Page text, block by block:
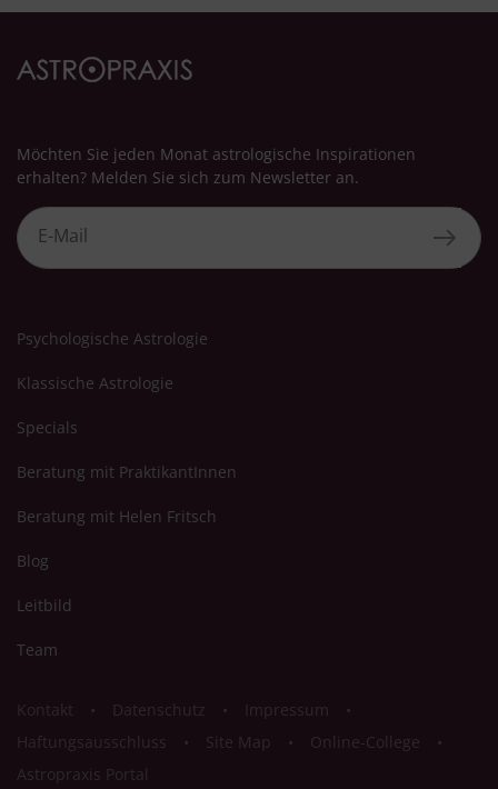
Möchten Sie jeden Monat astrologische Inspirationen
erhalten? Melden Sie sich zum Newsletter an.
Psychologische Astrologie
Klassische Astrologie
Specials
Beratung mit PraktikantInnen
Beratung mit Helen Fritsch
Blog
Leitbild
Team
Kontakt Datenschutz
Impressum
Haftungsausschluss
Site Map
Online-College
Astropraxis Portal